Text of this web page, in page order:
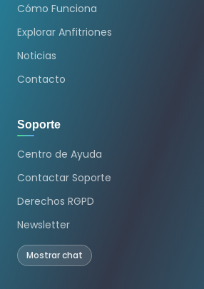
Cómo Funciona
Explorar Anfitriones
Noticias
Contacto
Soporte
Centro de Ayuda
Contactar Soporte
Derechos RGPD
Newsletter
Mostrar chat